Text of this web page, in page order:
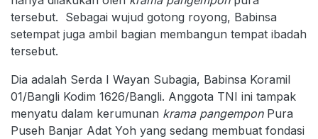
tersebut. Sebagai wujud gotong royong, Babinsa
setempat juga ambil bagian membangun tempat ibadah
tersebut.
Dia adalah Serda I Wayan Subagia, Babinsa Koramil
01/Bangli Kodim 1626/Bangli. Anggota TNI ini tampak
menyatu dalam kerumunan krama pangempon Pura
Puseh Banjar Adat Yoh yang sedang membuat fondasi